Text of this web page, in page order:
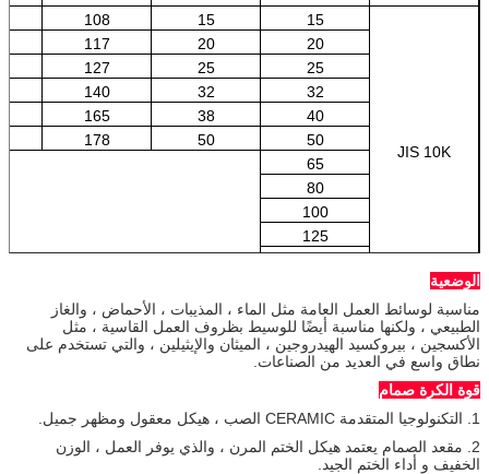
JIS 10K
15
15
108
20
20
117
25
25
127
32
32
140
40
38
165
50
50
178
65
80
100
125
الوضعية
مناسبة لوسائط العمل العامة مثل الماء ، المذيبات ، الأحماض ، والغاز
الطبيعي ، ولكنها مناسبة أيضًا للوسيط بظروف العمل القاسية ، مثل
الأكسجين ، بيروكسيد الهيدروجين ، الميثان والإيثيلين ، والتي تستخدم على
نطاق واسع في العديد من الصناعات.
قوة الكرة صمام
1. التكنولوجيا المتقدمة CERAMIC الصب ، هيكل معقول ومظهر جميل.
2. مقعد الصمام يعتمد هيكل الختم المرن ، والذي يوفر العمل ، الوزن
الخفيف و أداء الختم الجيد.